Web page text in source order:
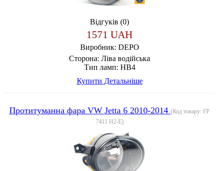
Відгуків (0)
1571 UAH
Виробник: DEPO
Сторона: Ліва водійська
Тип ламп: HB4
Купити Детальніше
Протитуманна фара VW Jetta 6 2010-2014 (Код товару: FP
7411 H2-E)